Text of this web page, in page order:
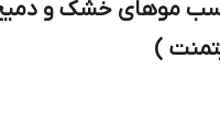
)